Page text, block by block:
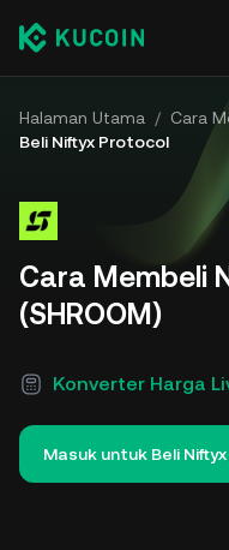
Halaman Utama / Cara
Beli Niftyx Protocol
Cara Membeli
(SHROOM)
Konverter Harga
Masuk untuk Beli